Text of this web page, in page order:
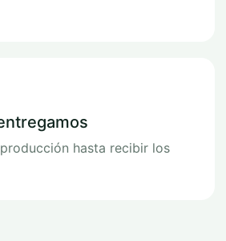
hasta recibir los